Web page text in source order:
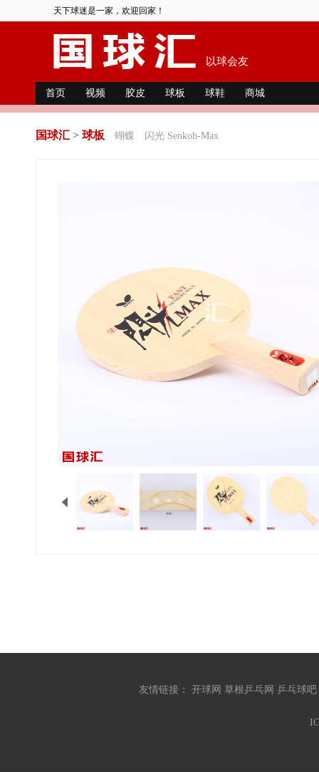
天下球迷是一家，欢迎回家！
以球会友
首页 视频 胶皮 球板 球鞋 商城
国球汇 > 球板 蝴蝶 闪光 Senkoh-Max
友情链接： 开球网 草根乒乓网 乒乓球吧